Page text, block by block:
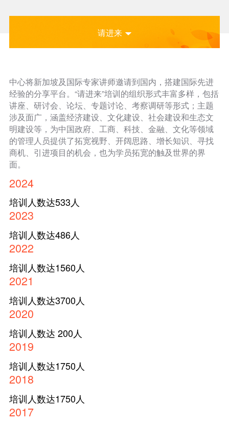
请进来
中心将新加坡及国际专家讲师邀请到国内，搭建国际先进
经验的分享平台。“请进来”培训的组织形式丰富多样，包括
讲座、研讨会、论坛、专题讨论、考察调研等形式；主题
涉及面广，涵盖经济建设、文化建设、社会建设和生态文
明建设等，为中国政府、工商、科技、金融、文化等领域
的管理人员提供了拓宽视野、开阔思路、增长知识、寻找
商机、引进项目的机会，也为学员拓宽的触及世界的界
面。
2024
培训人数达533人
2023
培训人数达486人
2022
培训人数达1560人
2021
培训人数达3700人
2020
培训人数达 200人
2019
培训人数达1750人
2018
培训人数达1750人
2017